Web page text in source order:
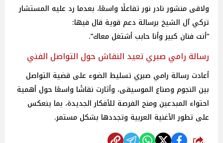
ولاقى منشور نادر نور تفاعلًا واسعًا، بعدما رد عليه المستشار
تركي آل الشيخ برسالة دعم قوية قال فيها:
“أنت فنان كبير وأنا حابب أشتغل معاك”.
رسالة رامي صبري تعيد النقاش حول التواصل الفني
أعادت رسالة رامي صبري تسليط الضوء على قضية التواصل
بين النجوم وصناع الموسيقى، وأثارت نقاشًا واسعًا حول أهمية
احتواء المبدعين ومنح الفرصة للأفكار الجديدة، بما ينعكس
على تطور الأغنية العربية وتجددها بشكل مستمر.